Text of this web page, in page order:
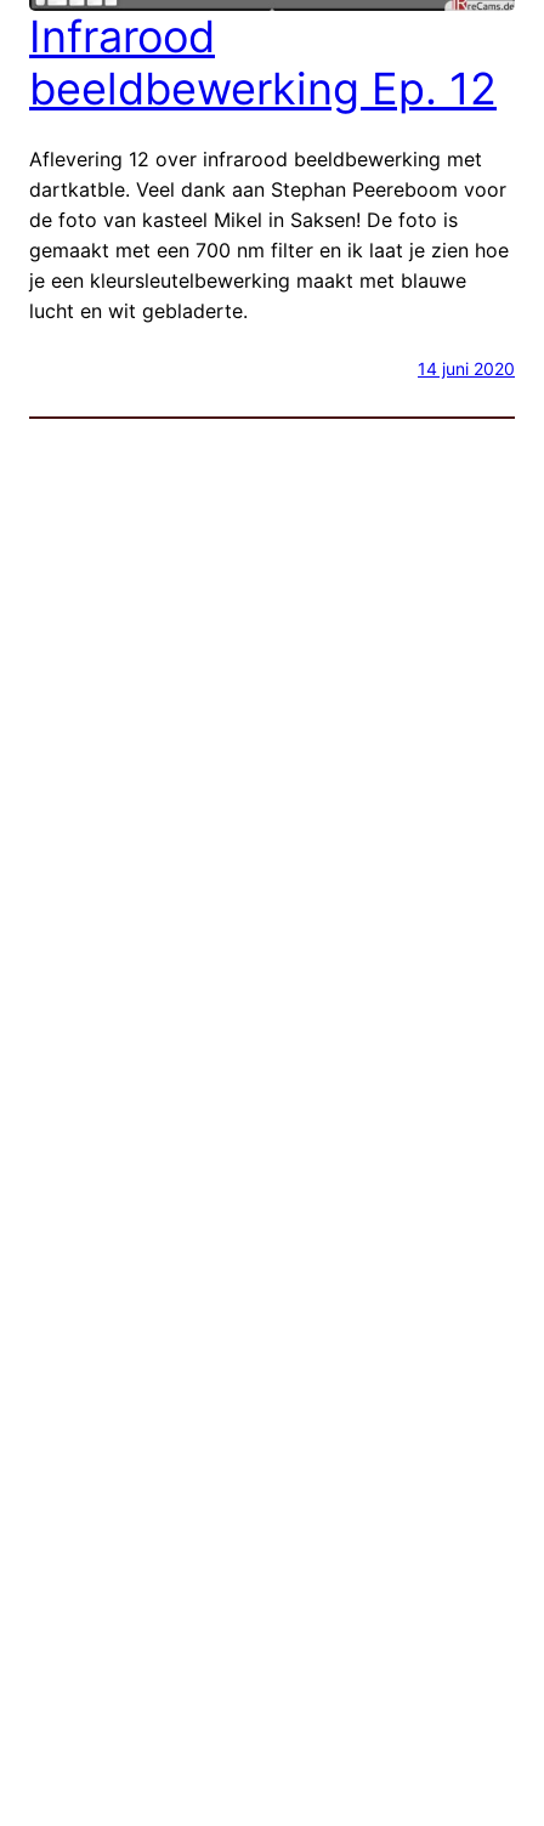
Infrarood
beeldbewerking Ep. 12
Aflevering 12 over infrarood beeldbewerking met
dartkatble. Veel dank aan Stephan Peereboom voor
de foto van kasteel Mikel in Saksen! De foto is
gemaakt met een 700 nm filter en ik laat je zien hoe
je een kleursleutelbewerking maakt met blauwe
lucht en wit gebladerte.
14 juni 2020